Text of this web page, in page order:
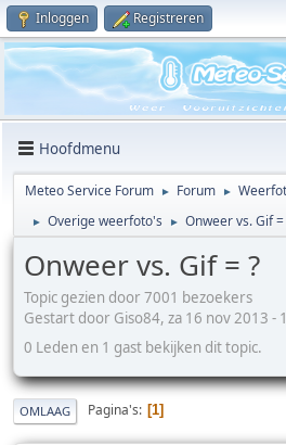
Inloggen Registreren
Hoofdmenu
Meteo Service Forum ► Forum ►
► Overige weerfoto's ► Onweer vs. Gif =
Onweer vs. Gif = ?
Topic gezien door 7001 bezoekers
Gestart door Giso84, za 16 nov 2013 -
0 Leden en 1 gast bekijken dit topic.
OMLAAG Pagina's 1